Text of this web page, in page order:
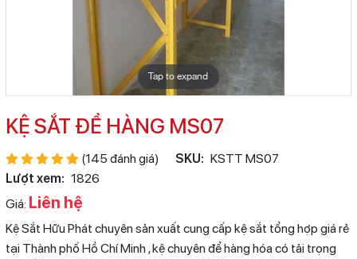
Tap to expand
KỆ SẮT ĐỂ HÀNG MS07
(145 đánh giá) SKU: KSTT MS07
Lượt xem: 1826
Giá: Liên hệ
Kệ Sắt Hữu Phát chuyên sản xuất cung cấp kệ sắt tổng hợp giá rẻ
tại Thành phố Hồ Chí Minh , kệ chuyên để hàng hóa có tải trọng